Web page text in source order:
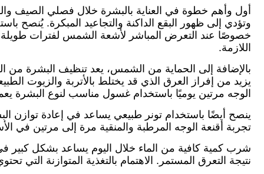
أول وأهم خطوة في العناية بالبشرة خلال فصلي الصيف
خصوصًا عند التعرض المباشر لأشعة الشمس لفترات
اللازمة.
بالإضافة إلى الحماية من الشمس، يعد تنظيف البشرة من
يزيد من إفراز العرق الذي قد يختلط بالأتربة والزيوت
الوجه مرتين يوميًا باستخدام غسول مناسب لنوع البشرة
ينصح أيضًا باستخدام تونر طبيعي يساعد في إعادة توازن
تجربة أقنعة الوجه المرطبة والمنقية مرة إلى مرتين في
شرب كمية كافية من الماء خلال اليوم يساعد بشكل
نتيجة التعرق المستمر. الاهتمام بالتغذية المتوازنة